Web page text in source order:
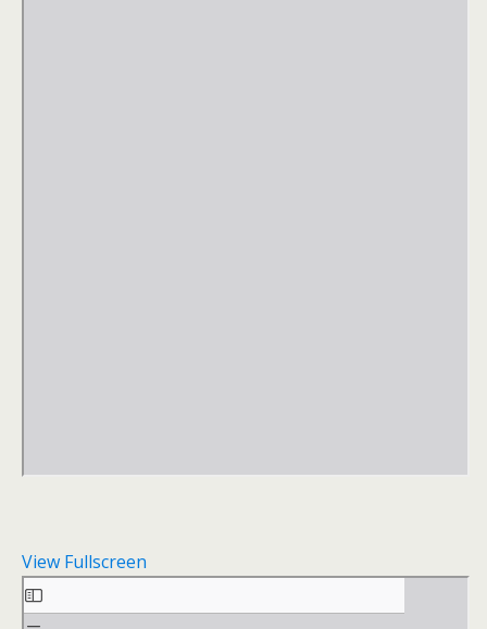
View Fullscreen